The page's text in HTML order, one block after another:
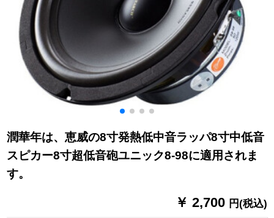
潤華年は、恵威の8寸発熱低中音ラッパ8寸中低音
スピカー8寸超低音砲ユニック8-98に適用されま
す。
￥ 2,700 円(税込)